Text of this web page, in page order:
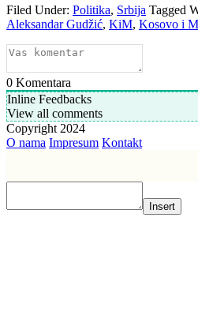
Filed Under: Politika, Srbija Tagged
Aleksandar Gudžić, KiM, Kosovo i
0 Komentara
Inline Feedbacks
View all comments
Copyright 2024
O nama Impresum Kontakt
Insert